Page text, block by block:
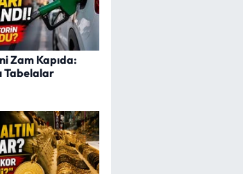
Zam Kapıda:
Tabelalar